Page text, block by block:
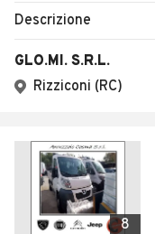
Descrizione
GLO.MI. S.R.L.
Rizziconi (RC)
8